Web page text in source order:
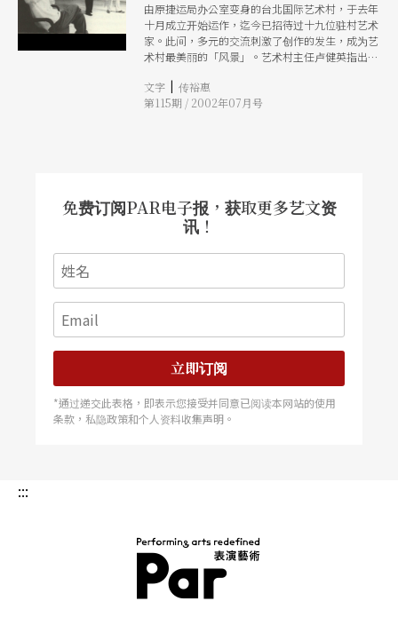
由原捷运局办公室变身的台北国际艺术村，于去年
十月成立开始运作，迄今已招待过十九位驻村艺术
家。此间，多元的交流刺激了创作的发生，成为艺
术村最美丽的「风景」。艺术村主任卢健英指出，
艺术家，而该村必须在艺术家间当个称职的「红
娘」，给予他们适当的鼓励与刺激。
文字 | 传裕惠
第115期 / 2002年07月号
免费订阅PAR电子报，获取更多艺文资
讯！
立即订阅
*通过递交此表格，即表示您接受并同意已阅读本网站的使用
条款，私隐政策和个人资料收集声明。
:::